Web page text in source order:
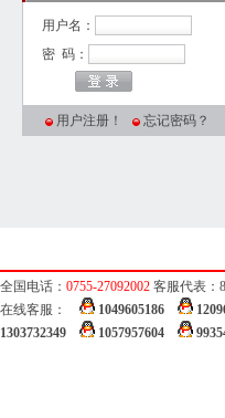
用户名：
密 码：
用户注册！ 忘记密码？
全国电话： 0755-27092002 客服代表：
在线客服：
1049605186
1303732349
1057957604